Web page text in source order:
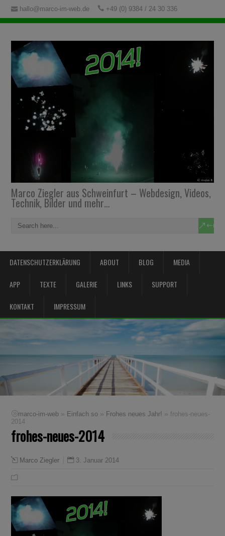
hallo@marco-im-web.de +49 (0) 9384 / 24 30 336
Marco Ziegler aus Schweinfurt – Webdesign, Videos,
Technik, Bilder und mehr…
DATENSCHUTZERKLÄRUNG ABOUT BLOG MEDIA
APP TEXTE GALERIE LINKS SUPPORT
KONTAKT IMPRESSUM
marco-im-web » Einfach so » Frohes neues Jahr! »
frohes-neues-
2014
frohes-neues-2014
Marco Ziegler 3. Januar 2014